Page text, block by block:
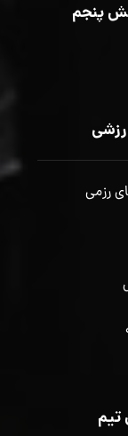
پنجم
رزمی
تیم